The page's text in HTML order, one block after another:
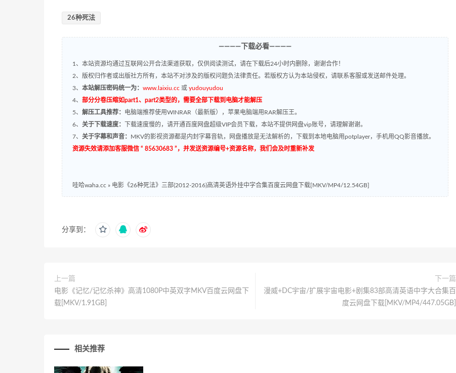
26种死法
————下载必看————
1、本站资源均通过互联网公开合法渠道获取，仅供阅读测试，请在下载后24小时内删除，谢谢合作！
2、版权归作者或出版社方所有，本站不对涉及的版权问题负法律责任。若版权方认为本站侵权，请联系客服或发送邮件处理。
3、 本站解压密码统一为： www.laixiu.cc 或 yudouyudou
4、 部分分卷压缩如part1、part2类型的，需要全部下载到电脑才能解压
5、 解压工具推荐： 电脑端推荐使用WINRAR（最新版），苹果电脑端用RAR解压王。
6、 关于下载速度：
下载速度慢的，请开通百度网盘超级VIP会员下载，本站不提供网盘vip账号，请理解谢谢。
7、 关于字幕和声音： MKV的影视资源都是内封字幕音轨，网盘播放是无法解析的，下载到本地电脑用potplayer，手机用QQ影音播放。
资源失效请添加客服微信 “ 85630683 ”，并发送资源编号+资源名称，我们会及时重新补发
哇哈waha.cc » 电影《26种死法》三部(2012-2016)高清英语外挂中字合集百度云网盘下载[MKV/MP4/12.54GB]
分享到：
上一篇
电影《记忆/记忆杀神》高清1080P中英双字MKV百度云网盘下
载[MKV/1.91GB]
下一篇
漫威+DC宇宙/扩展宇宙电影+剧集83部高清英语中字大合集百
度云网盘下载[MKV/MP4/447.05GB]
相关推荐